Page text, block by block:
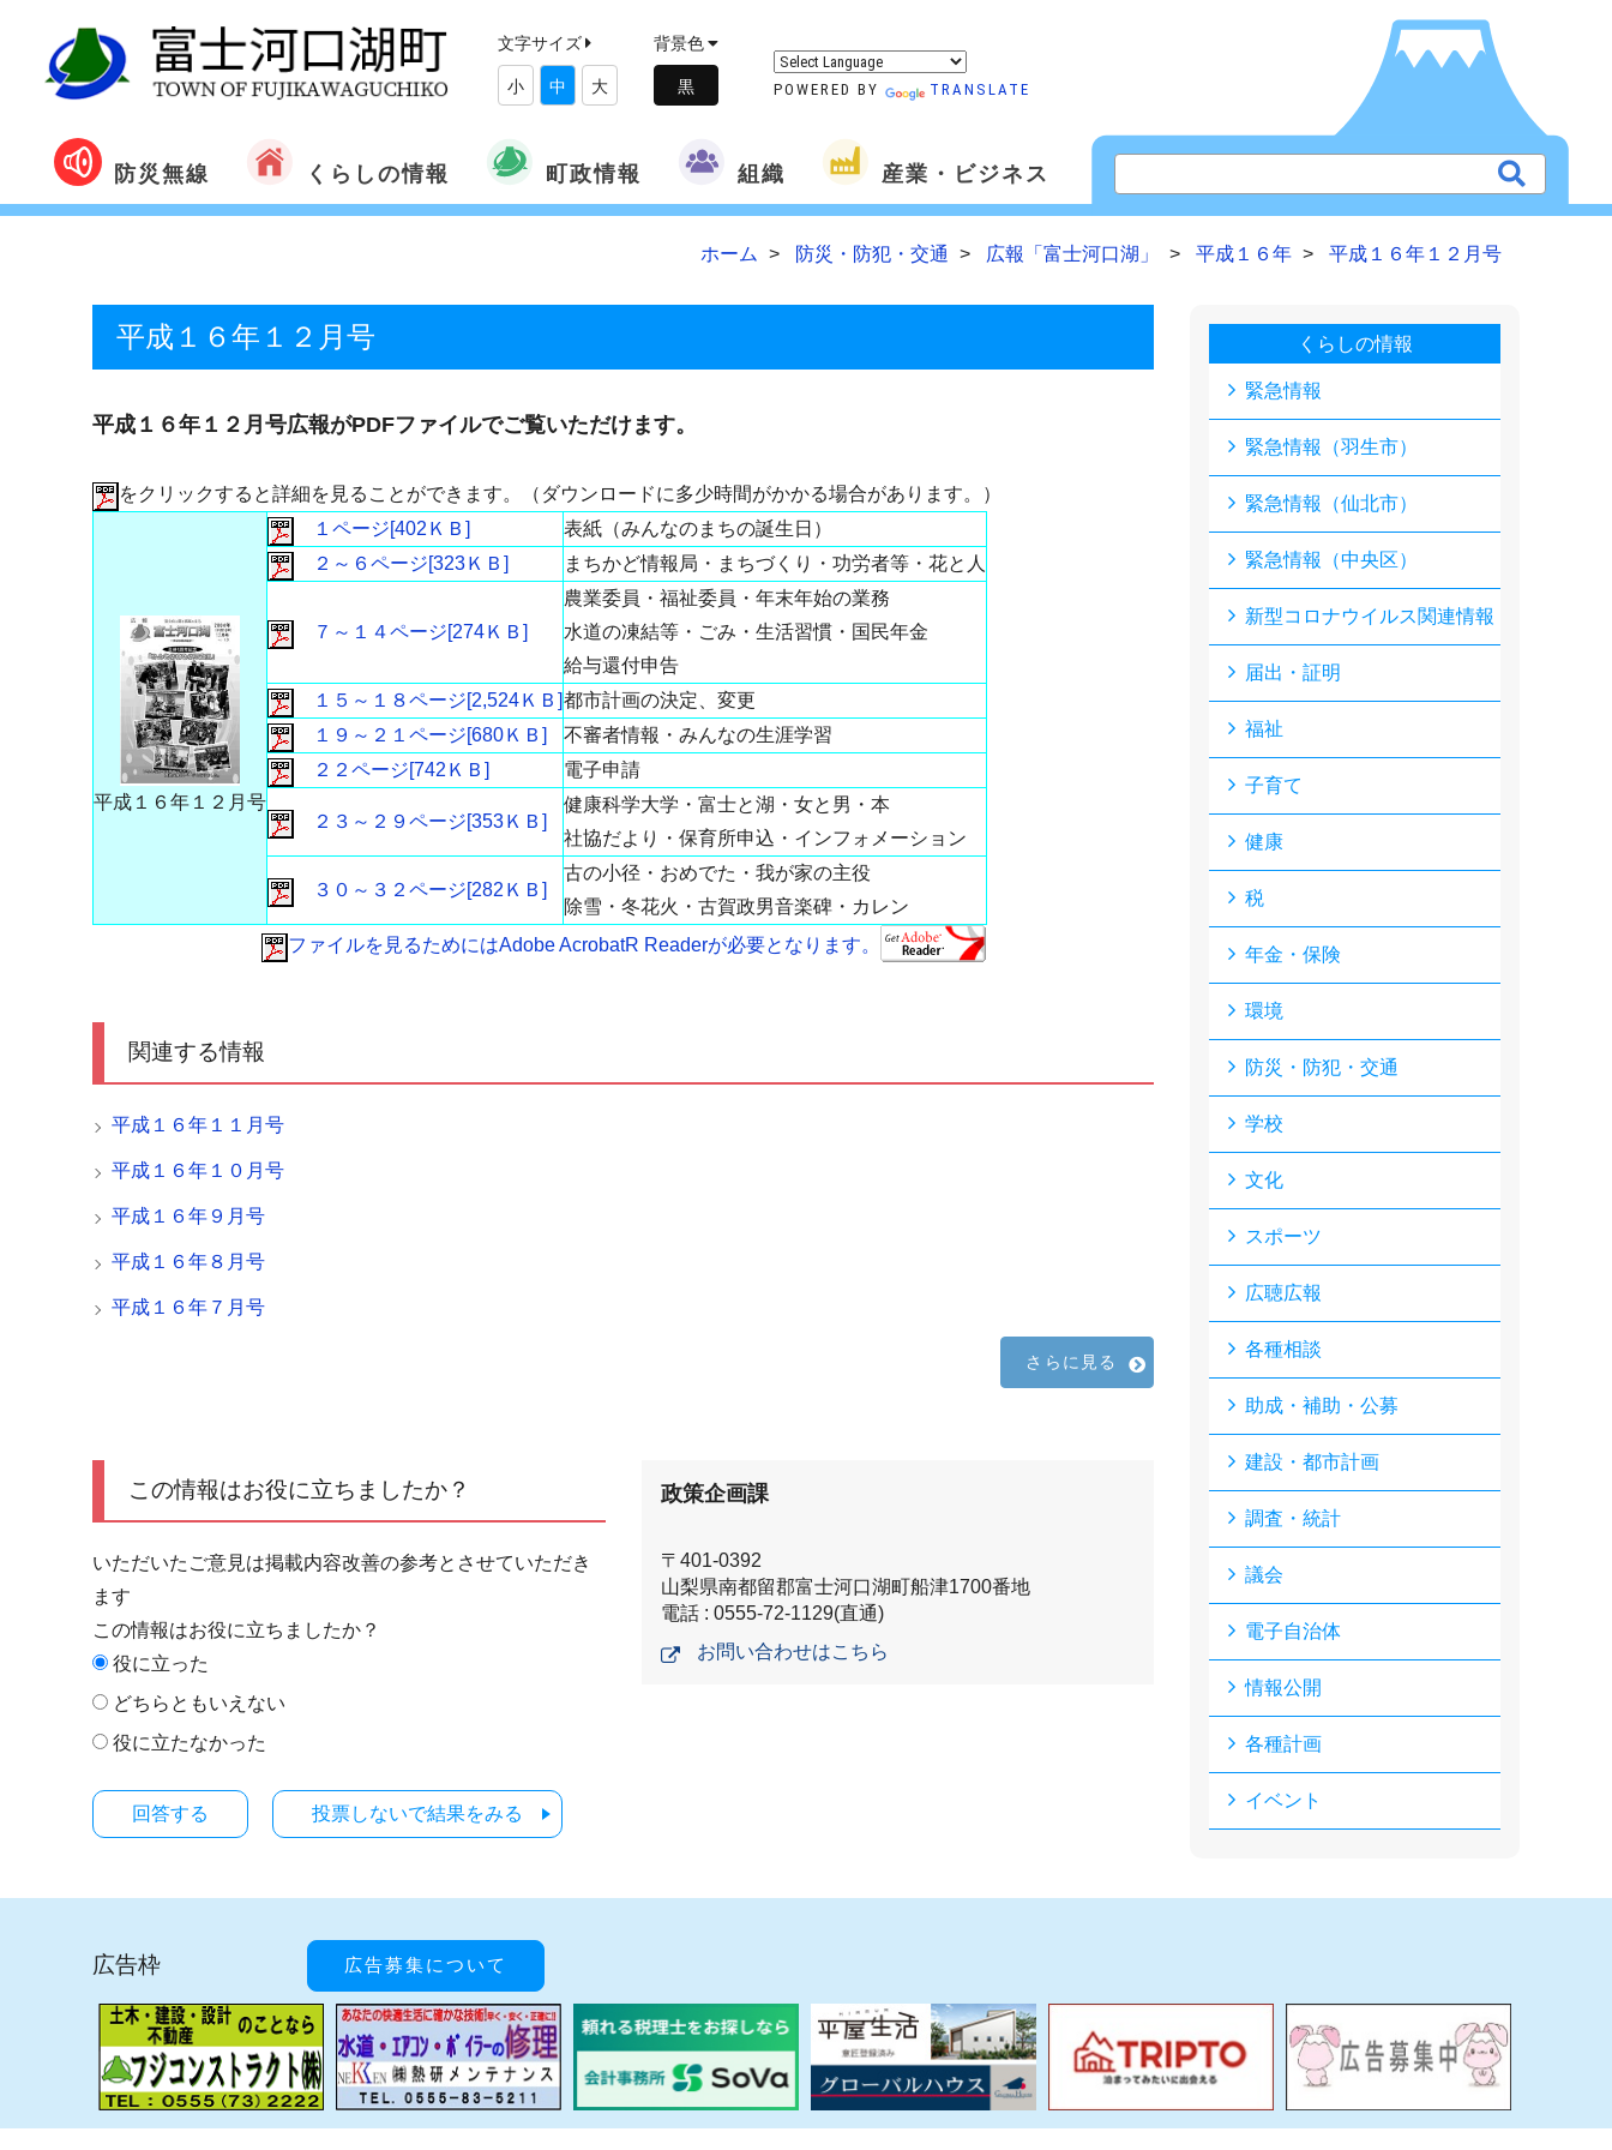
文字サイズ
小 中 大
背景色
POWERED BY TRANSLATE
防災無線 くらしの情報 町政情報 組織 産業・ビジネス
ホーム 防災・防犯・交通 広報「富士河口湖」 平成１６年 平成１６年１２月号
平成１６年１２月号
平成１６年１２月号広報がPDFファイルでご覧いただけます。
をクリックすると詳細を見ることができます。（ダウンロードに多少時間がかかる場合があります。）
平成１６年１２月号
１ページ[402ＫＢ]
表紙（みんなのまちの誕生日）
２～６ページ[323ＫＢ]
まちかど情報局・まちづくり・功労者等・花と人
７～１４ページ[274ＫＢ]
農業委員・福祉委員・年末年始の業務
水道の凍結等・ごみ・生活習慣・国民年金
給与還付申告
１５～１８ページ[2,524ＫＢ]都市計画の決定、変更
１９～２１ページ[680ＫＢ]
不審者情報・みんなの生涯学習
２２ページ[742ＫＢ]
電子申請
２３～２９ページ[353ＫＢ]
健康科学大学・富士と湖・女と男・本
社協だより・保育所申込・インフォメーション
３０～３２ページ[282ＫＢ]
古の小径・おめでた・我が家の主役
除雪・冬花火・古賀政男音楽碑・カレン
ファイルを見るためにはAdobe AcrobatR Readerが必要となります。
関連する情報
平成１６年１１月号
平成１６年１０月号
平成１６年９月号
平成１６年８月号
平成１６年７月号
さらに見る
この情報はお役に立ちましたか？
いただいたご意見は掲載内容改善の参考とさせていただき
ます
この情報はお役に立ちましたか？
役に立った
どちらともいえない
役に立たなかった
投票しないで結果をみる
政策企画課
〒401-0392
山梨県南都留郡富士河口湖町船津1700番地
電話 : 0555-72-1129(直通)
お問い合わせはこちら
くらしの情報
緊急情報
緊急情報（羽生市）
緊急情報（仙北市）
緊急情報（中央区）
新型コロナウイルス関連情報
届出・証明
福祉
子育て
健康
税
年金・保険
環境
防災・防犯・交通
学校
文化
スポーツ
広聴広報
各種相談
助成・補助・公募
建設・都市計画
調査・統計
議会
電子自治体
情報公開
各種計画
イベント
広告枠 広告募集について